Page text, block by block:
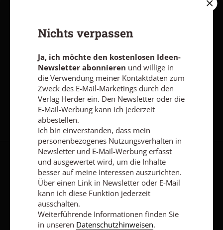
Jetzt anmelden
AGB und Widerrufsbelehrung Datenschutz Barrierefreiheit
Impressum
Vertrag widerrufen Abo online kündigen
Nichts verpassen
Ja, ich möchte den kostenlosen Ideen-
Newsletter abonnieren und willige in
die Verwendung meiner Kontaktdaten zum
Zweck des E-Mail-Marketings durch den
Verlag Herder ein. Den Newsletter oder die
E-Mail-Werbung kann ich jederzeit
abbestellen.
Ich bin einverstanden, dass mein
personenbezogenes Nutzungsverhalten in
Newsletter und E-Mail-Werbung erfasst
und ausgewertet wird, um die Inhalte
besser auf meine Interessen auszurichten.
Über einen Link in Newsletter oder E-Mail
kann ich diese Funktion jederzeit
ausschalten.
Weiterführende Informationen finden Sie
in unseren Datenschutzhinweisen.